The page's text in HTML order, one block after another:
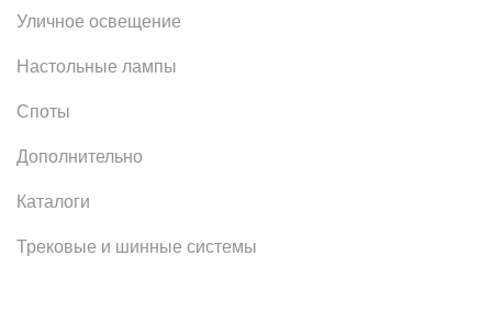
Уличное освещение
Настольные лампы
Споты
Дополнительно
Каталоги
Трековые и шинные системы